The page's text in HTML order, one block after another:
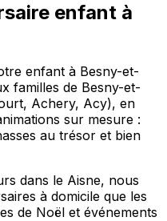
enfant à
enfant à Besny-et-
familles de Besny-et-
Achery, Acy), en
sur mesure :
au trésor et bien
dans le Aisne, nous
à domicile que les
de Noël et événements